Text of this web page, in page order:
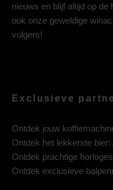
nieuws en blijf altijd op
ook onze geweldige
volgers!
Exclusieve
Ontdek jouw
Ontdek het lekkerste bier:
Ontdek prachtige
Ontdek exclusieve